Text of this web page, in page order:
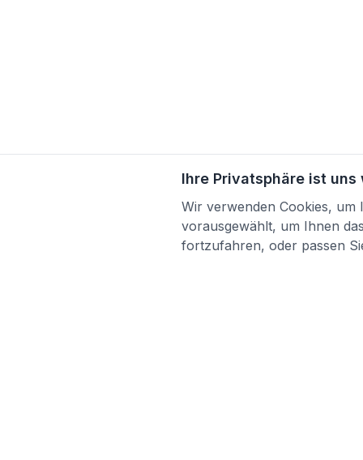
Ihre Privatsphäre ist uns
Wir verwenden Cookies,
vorausgewählt, um Ihnen
fortzufahren, oder passen